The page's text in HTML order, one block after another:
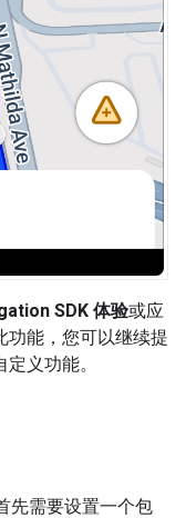
SDK 体验或应
功能，您可以继续提
义功能。
先需要设置一个包